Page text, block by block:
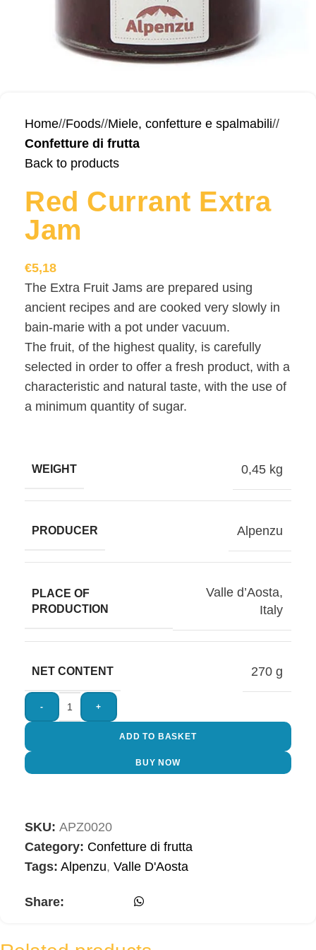
Home/ Foods/ Miele, confetture e spalmabili/
Confetture di frutta
Back to products
Red Currant Extra
Jam
€5,18
The Extra Fruit Jams are prepared using
ancient recipes and are cooked very slowly in
bain-marie with a pot under vacuum.
The fruit, of the highest quality, is carefully
selected in order to offer a fresh product, with a
characteristic and natural taste, with the use of
a minimum quantity of sugar.
WEIGHT 0,45 kg
PRODUCER Alpenzu
PLACE OF
PRODUCTION
Valle d’Aosta,
Italy
NET CONTENT 270 g
- +
ADD TO BASKET
BUY NOW
SKU: APZ0020
Category: Confetture di frutta
Tags: Alpenzu, Valle D'Aosta
Share: